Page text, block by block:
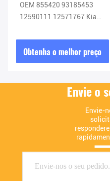
OEM 855420 93185453
12590111 12571767 Kia
Lambda
Obtenha o melhor preço
Envie o
Envie-